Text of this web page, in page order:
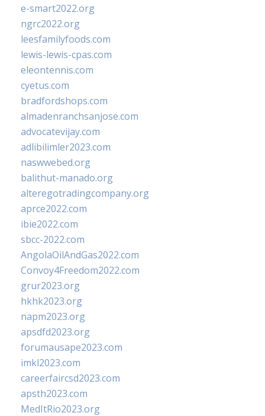
e-smart2022.org
ngrc2022.org
leesfamilyfoods.com
lewis-lewis-cpas.com
eleontennis.com
cyetus.com
bradfordshops.com
almadenranchsanjose.com
advocatevijay.com
adlibilimler2023.com
naswwebed.org
balithut-manado.org
alteregotradingcompany.org
aprce2022.com
ibie2022.com
sbcc-2022.com
AngolaOilAndGas2022.com
Convoy4Freedom2022.com
grur2023.org
hkhk2023.org
napm2023.org
apsdfd2023.org
forumausape2023.com
imkl2023.com
careerfaircsd2023.com
apsth2023.com
MedItRio2023.org